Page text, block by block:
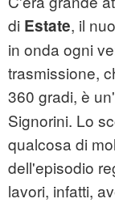
di Estate, il
in onda ogni
trasmissione,
360 gradi, è
Signorini. Lo
qualcosa di
dell'episodio
lavori, infatti,